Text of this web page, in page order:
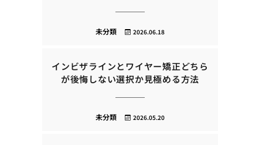
2026.06.18
未分類
インビザラインとワイヤー矯正どちら
が後悔しない選択か見極める方法
2026.05.20
未分類